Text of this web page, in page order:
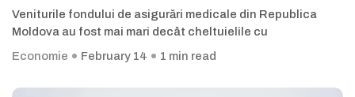
Veniturile fondului de asigurări medicale din Republica
Moldova au fost mai mari decât cheltuielile cu
Economie
February 14 1 min read